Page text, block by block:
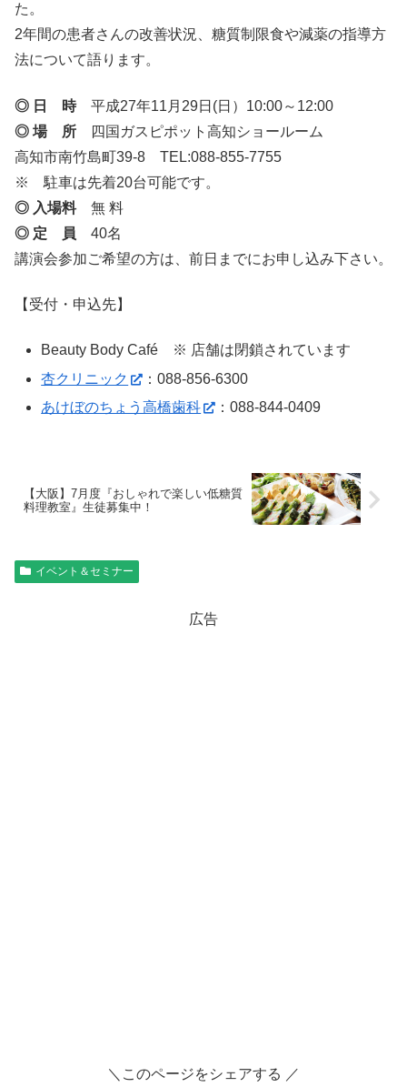
た。
2年間の患者さんの改善状況、糖質制限食や減薬の指導方
法について語ります。
◎ 日 時平成27年11月29日(日）10:00～12:00
◎ 場 所 四国ガスピポット高知ショールーム
高知市南竹島町39-8 TEL:088-855-7755
※ 駐車は先着20台可能です。
◎ 入場料無 料
◎ 定 員 40名
講演会参加ご希望の方は、前日までにお申し込み下さい。
【受付・申込先】
Beauty Body Café ※ 店舗は閉鎖されています
杏クリニック
：088-856-6300
あけぼのちょう高橋歯科
：088-844-0409
【大阪】7月度『おしゃれで楽しい低糖質
料理教室』生徒募集中！
イベント＆セミナー
広告
＼このページをシェアする ／